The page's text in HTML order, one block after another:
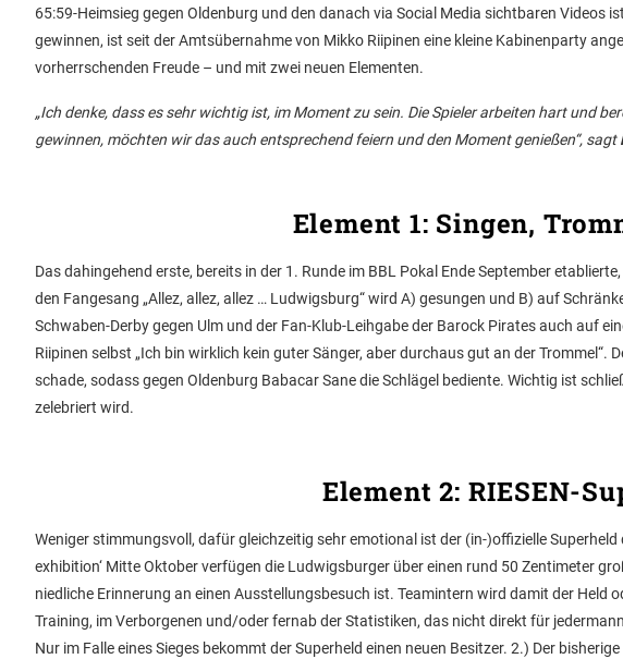
65:59-Heimsieg gegen Oldenburg und den danach via Social Media sichtbaren Videos
gewinnen, ist seit der Amtsübernahme von Mikko Riipinen eine kleine Kabinenparty
vorherrschenden Freude – und mit zwei neuen Elementen.
„Ich denke, dass es sehr wichtig ist, im Moment zu sein. Die Spieler arbeiten hart und
gewinnen, möchten wir das auch entsprechend feiern und den Moment genießen“, sagt
Element 1: Singen,
Das dahingehend erste, bereits in der 1. Runde im BBL Pokal Ende September
den Fangesang „Allez, allez, allez … Ludwigsburg“ wird A) gesungen und B) auf
Schwaben-Derby gegen Ulm und der Fan-Klub-Leihgabe der Barock Pirates auch auf
Riipinen selbst „Ich bin wirklich kein guter Sänger, aber durchaus gut an der Trommel“.
schade, sodass gegen Oldenburg Babacar Sane die Schlägel bediente. Wichtig ist
zelebriert wird.
Element 2: RIESEN-
Weniger stimmungsvoll, dafür gleichzeitig sehr emotional ist der (in-)offizielle
exhibition‘ Mitte Oktober verfügen die Ludwigsburger über einen rund 50 Zentimeter
niedliche Erinnerung an einen Ausstellungsbesuch ist. Teamintern wird damit der Held
Training, im Verborgenen und/oder fernab der Statistiken, das nicht direkt für
Nur im Falle eines Sieges bekommt der Superheld einen neuen Besitzer. 2.) Der